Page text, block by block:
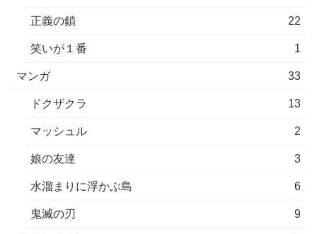
正義の鎖 22
笑いが１番 1
マンガ 33
ドクザクラ 13
マッシュル 2
娘の友達 3
水溜まりに浮かぶ島 6
鬼滅の刃 9